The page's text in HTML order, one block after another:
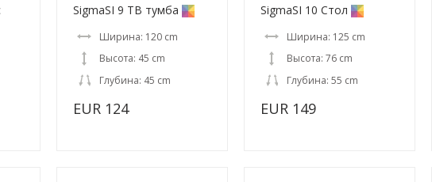
SigmaSI 9 TВ тумба
Ширина: 120 cm
Высота: 45 cm
Глубина: 45 cm
EUR 124
SigmaSI 10 Стол
Ширина: 125 cm
Высота: 76 cm
Глубина: 55 cm
EUR 149